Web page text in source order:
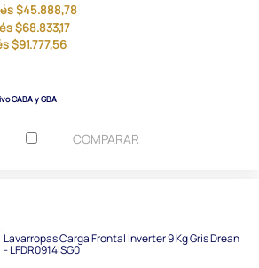
$45.888,78
$68.833,17
$91.777,56
CABA y GBA
COMPARAR
Lavarropas Carga Frontal Inverter 9 Kg Gris Drean
- LFDR0914ISG0